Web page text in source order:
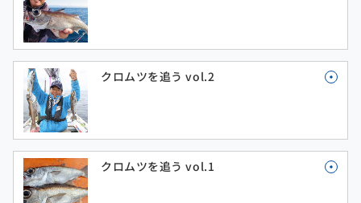
クロムツを追う vol.2
クロムツを追う vol.1